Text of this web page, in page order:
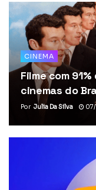
CINEMA
Filme com
cinemas do
Por Julia Da Silva